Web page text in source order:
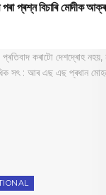
প্ৰশ্ন বিচাৰি মোদীক